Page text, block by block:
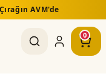
AVM'de
0